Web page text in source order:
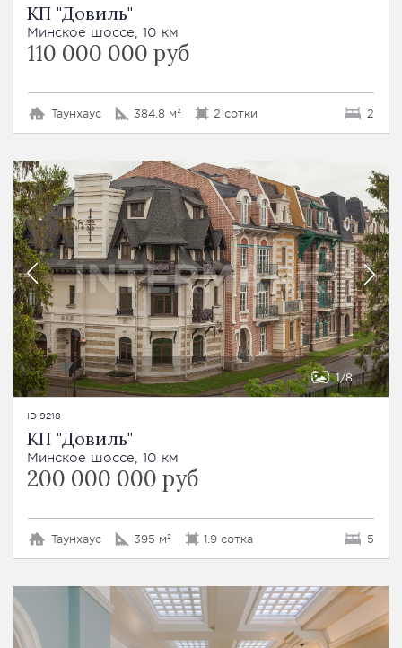
КП "Довиль"
Минское шоссе, 10 км
110 000 000 руб
Таунхаус 384.8 м² 2 сотки 2
1 8
ID 9218
КП "Довиль"
Минское шоссе, 10 км
200 000 000 руб
Таунхаус 395 м² 1.9 сотка 5